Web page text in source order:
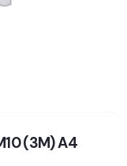
(3M) A4